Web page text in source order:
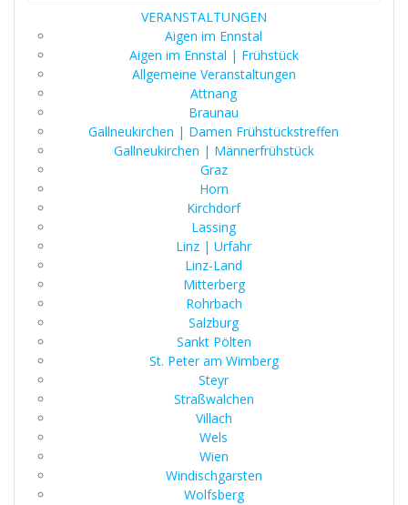
VERANSTALTUNGEN
Aigen im Ennstal
Aigen im Ennstal | Frühstück
Allgemeine Veranstaltungen
Attnang
Braunau
Gallneukirchen | Damen Frühstückstreffen
Gallneukirchen | Männerfrühstück
Graz
Horn
Kirchdorf
Lassing
Linz | Urfahr
Linz-Land
Mitterberg
Rohrbach
Salzburg
Sankt Pölten
St. Peter am Wimberg
Steyr
Straßwalchen
Villach
Wels
Wien
Windischgarsten
Wolfsberg